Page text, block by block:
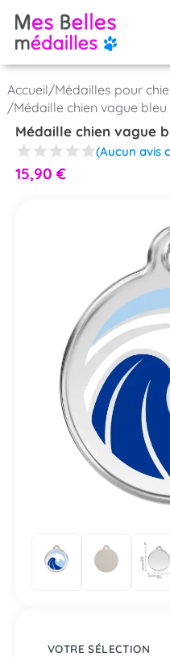
Accueil/Médailles pour
/Médaille chien vague
Médaille chien vague
(Aucun avis
15,90 €
VOTRE SÉLECTION